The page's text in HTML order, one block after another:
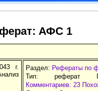
АФС 1
г.
Раздел: Рефераты по
Тип: реферат
Комментариев: 23